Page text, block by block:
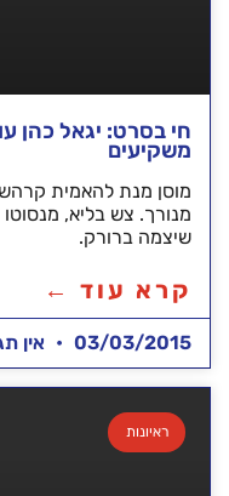
חי בסרט: יגאל כהן
משקיעים
מוסן מנת להאמית
מנורך. צש בליא, מנסוטו
שיצמה ברורק.
קרא עוד ←
03/03/2015 אין
ראיונות